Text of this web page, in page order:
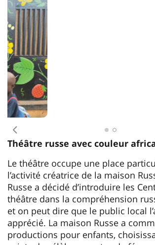
Antécédent
Théâtre russe avec couleur
Le théâtre occupe une place
l’activité créatrice de la maison
Russe a décidé d’introduire les
théâtre dans la compréhension
et on peut dire que le public local
apprécié. La maison Russe a
productions pour enfants,